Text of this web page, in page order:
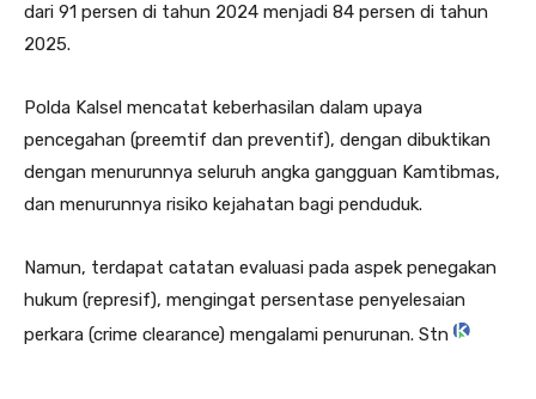
dari 91 persen di tahun 2024 menjadi 84 persen di tahun
2025.
Polda Kalsel mencatat keberhasilan dalam upaya
pencegahan (preemtif dan preventif), dengan dibuktikan
dengan menurunnya seluruh angka gangguan Kamtibmas,
dan menurunnya risiko kejahatan bagi penduduk.
Namun, terdapat catatan evaluasi pada aspek penegakan
hukum (represif), mengingat persentase penyelesaian
perkara (crime clearance) mengalami penurunan. Stn